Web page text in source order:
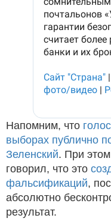
Напомним, что
выборах публично
Зеленский. При
говорил, что это
фальсификаций,
абсолютно
результат.